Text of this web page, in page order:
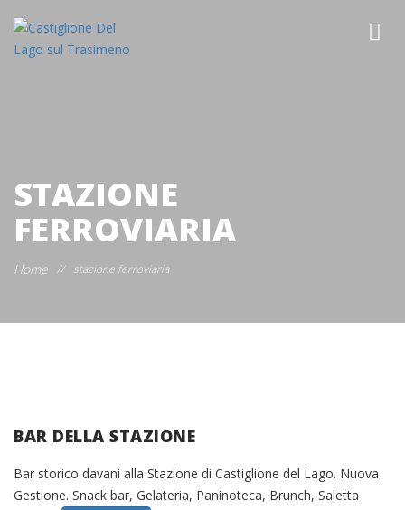
STAZIONE
FERROVIARIA
Home // stazione ferroviaria
BAR DELLA STAZIONE
Bar storico davani alla Stazione di Castiglione del Lago. Nuova
Gestione. Snack bar, Gelateria, Paninoteca, Brunch, Saletta